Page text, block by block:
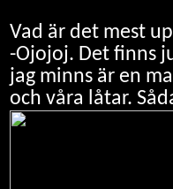
Vad är det mest
-Ojojoj. Det finns
jag minns är en
och våra låtar.